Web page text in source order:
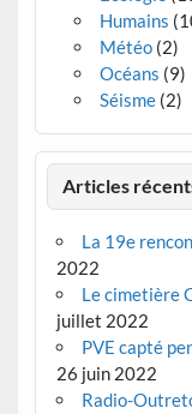
Humains
Météo(2)
Océans (9)
Séisme(2)
Articles
La 19e
2022
Le cimetière
juillet 2022
PVE capté
26 juin 2022
Radio-